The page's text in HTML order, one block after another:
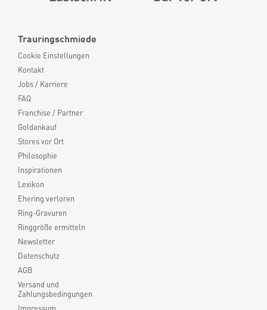
Trauringschmiede
Cookie Einstellungen
Kontakt
Jobs / Karriere
FAQ
Franchise / Partner
Goldankauf
Stores vor Ort
Philosophie
Inspirationen
Lexikon
Ehering verloren
Ring-Gravuren
Ringgröße ermitteln
Newsletter
Datenschutz
AGB
Versand und
Zahlungsbedingungen